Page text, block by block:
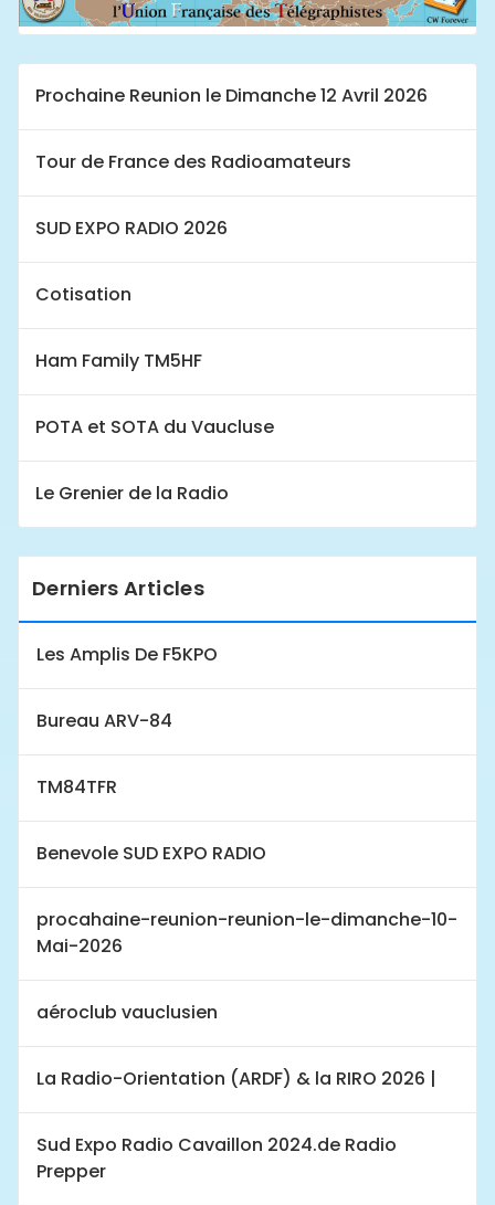
Prochaine Reunion le Dimanche 12 Avril 2026
Tour de France des Radioamateurs
SUD EXPO RADIO 2026
Cotisation
Ham Family TM5HF
POTA et SOTA du Vaucluse
Le Grenier de la Radio
Derniers Articles
Les Amplis De F5KPO
Bureau ARV-84
TM84TFR
Benevole SUD EXPO RADIO
procahaine-reunion-reunion-le-dimanche-10-
Mai-2026
aéroclub vauclusien
La Radio-Orientation (ARDF) & la RIRO 2026 |
Sud Expo Radio Cavaillon 2024.de Radio
Prepper